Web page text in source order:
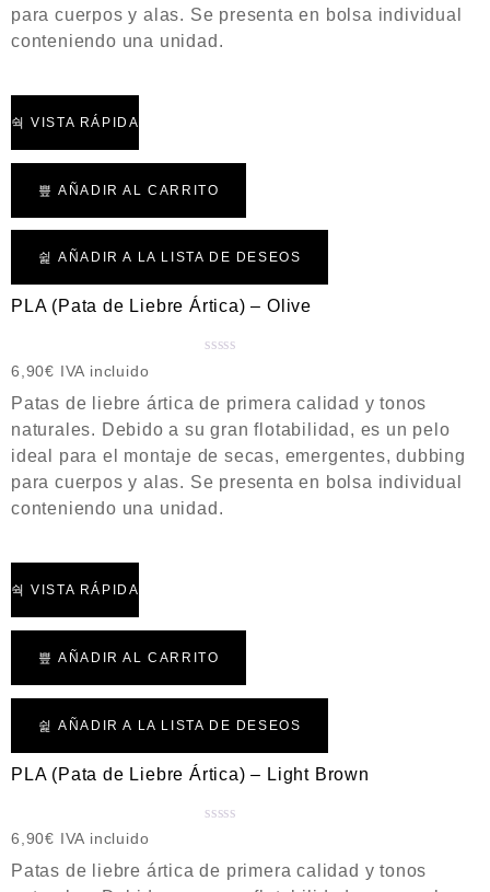
a
d
d
e
para cuerpos y alas. Se presenta en bolsa individual
conteniendo una unidad.
VISTA RÁPIDA
AÑADIR AL CARRITO
AÑADIR A LA LISTA DE DESEOS
PLA (Pata de Liebre Ártica) – Olive
l
o
r
a
d
d
e
6,90€ IVA incluido
Patas de liebre ártica de primera calidad y tonos
naturales. Debido a su gran flotabilidad, es un pelo
ideal para el montaje de secas, emergentes, dubbing
para cuerpos y alas. Se presenta en bolsa individual
conteniendo una unidad.
VISTA RÁPIDA
AÑADIR AL CARRITO
AÑADIR A LA LISTA DE DESEOS
PLA (Pata de Liebre Ártica) – Light Brown
a
l
6,90€ IVA incluido
Patas de liebre ártica de primera calidad y tonos